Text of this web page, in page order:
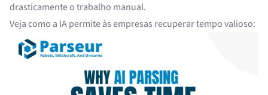
drasticamente o trabalho manual.
Veja como a IA permite às empresas recuperar tempo valioso: